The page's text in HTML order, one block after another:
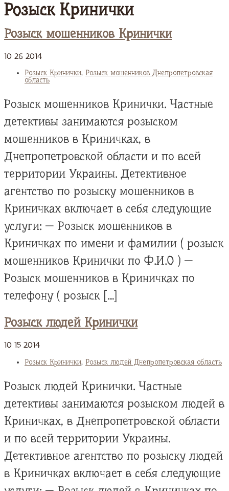
Розыск Кринички
Розыск мошенников Кринички
10 26 2014
Розыск Кринички, Розыск мошенников Днепропетровская
область
Розыск мошенников Кринички. Частные
детективы занимаются розыском
мошенников в Криничках, в
Днепропетровской области и по всей
территории Украины. Детективное
агентство по розыску мошенников в
Криничках включает в себя следующие
услуги: — Розыск мошенников в
Криничках по имени и фамилии ( розыск
мошенников Кринички по Ф.И.О ) —
Розыск мошенников в Криничках по
телефону ( розыск […]
Розыск людей Кринички
10 15 2014
Розыск Кринички, Розыск людей Днепропетровская область
Розыск людей Кринички. Частные
детективы занимаются розыском людей в
Криничках, в Днепропетровской области
и по всей территории Украины.
Детективное агентство по розыску людей
в Криничках включает в себя следующие